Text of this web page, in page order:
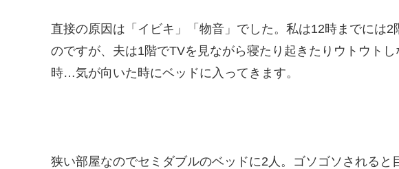
直接の原因は「イビキ」「物音」でした。私は12時までには
のですが、夫は1階でTVを見ながら寝たり起きたりウトウト
時…気が向いた時にベッドに入ってきます。
狭い部屋なのでセミダブルのベッドに2人。ゴソゴソされる